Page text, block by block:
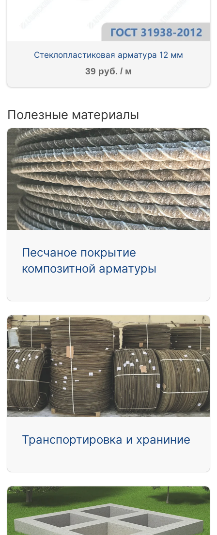
Стеклопластиковая арматура 12 мм
39 руб. / м
Полезные материалы
Песчаное покрытие
композитной арматуры
Транспортировка и храниние